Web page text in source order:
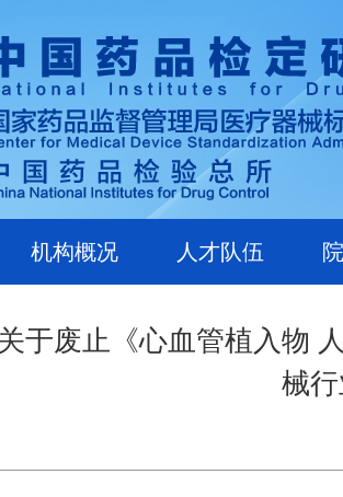
机构概况 人才队伍
于废止《心血管植入物
械